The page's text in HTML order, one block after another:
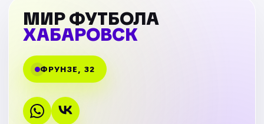
МИР ФУТБОЛА
ХАБАРОВСК
ФРУНЗЕ, 32